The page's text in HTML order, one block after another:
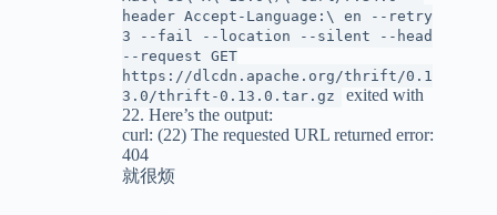
header Accept-Language:\ en --retry
3 --fail --location --silent --head
--request GET
https://dlcdn.apache.org/thrift/0.1
3.0/thrift-0.13.0.tar.gz
exited with
22. Here’s the output:
curl: (22) The requested URL returned error:
404
就很烦